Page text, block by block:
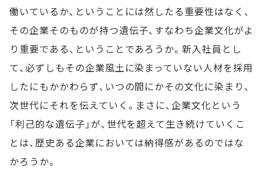
働いているか、ということには然したる重要性はなく、
その企業そのものが持つ遺伝子、すなわち企業文化がよ
り重要である、ということであろうか。新入社員とし
て、必ずしもその企業風土に染まっていない人材を採用
したにもかかわらず、いつの間にかその文化に染まり、
次世代にそれを伝えていく。まさに、企業文化という
「利己的な遺伝子」が、世代を超えて生き続けていくこ
とは、歴史ある企業においては納得感があるのではな
かろうか。